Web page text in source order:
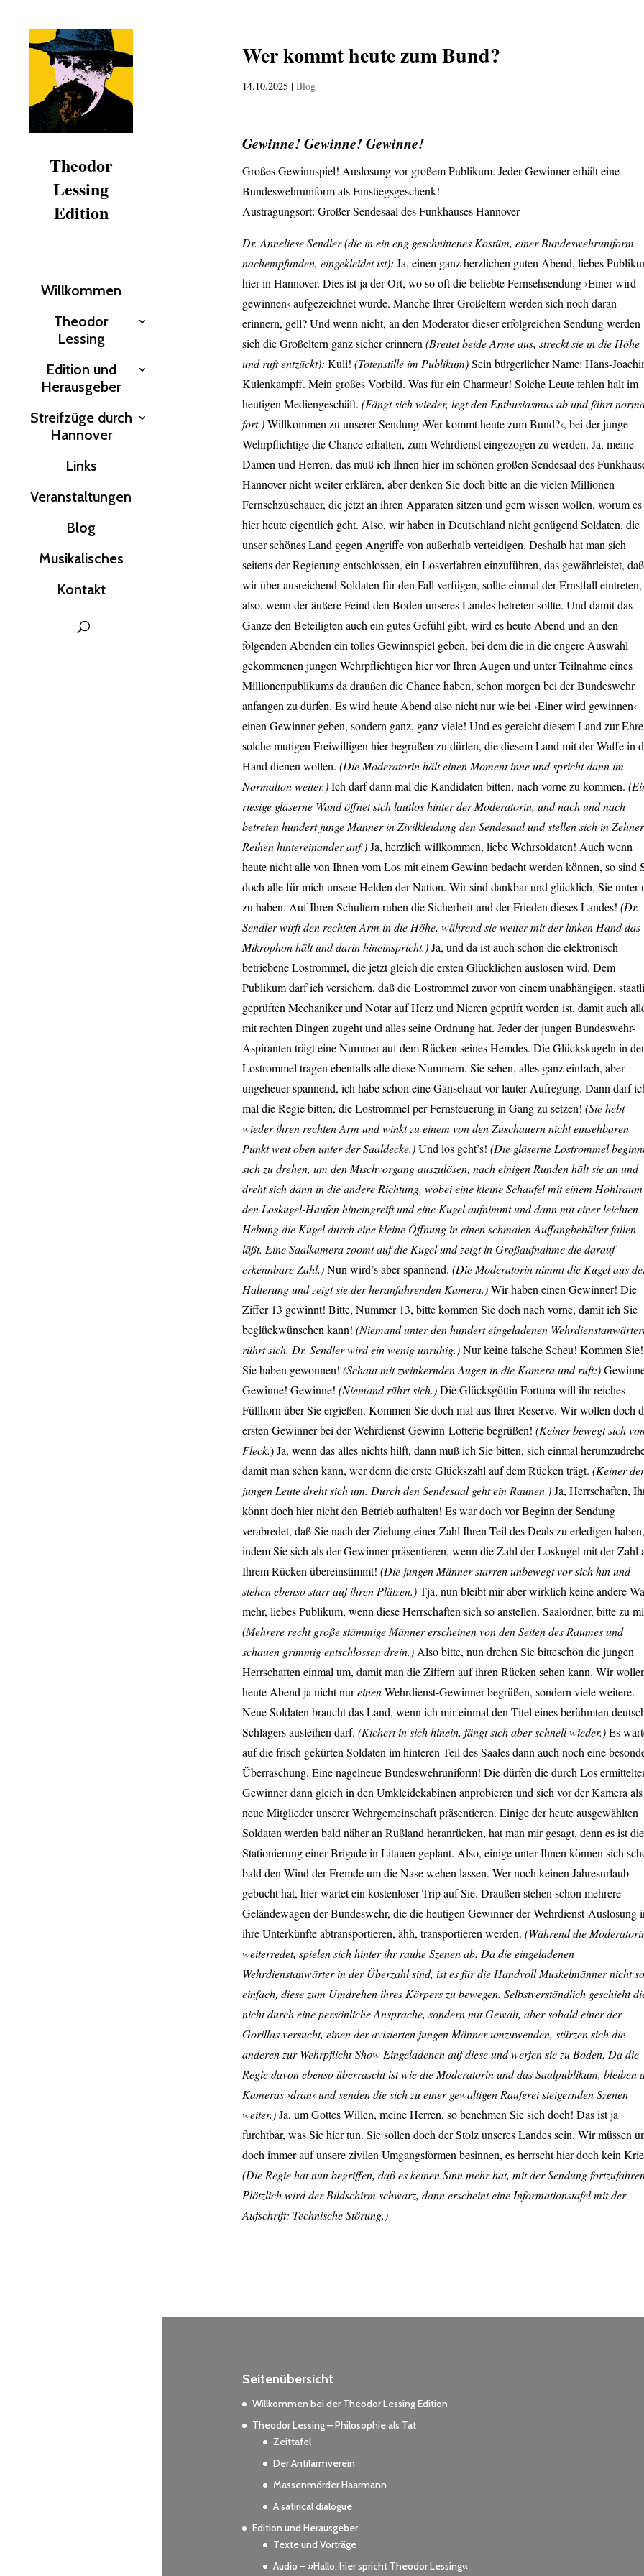
Theodor
Lessing
Edition
Willkommen
Theodor
Lessing
Edition und
Herausgeber
Streifzüge durch
Hannover
Links
Veranstaltungen
Blog
Musikalisches
Kontakt
Wer kommt heute zum Bund?
14.10.2025 | Blog
Gewinne! Gewinne! Gewinne!
Großes Gewinnspiel! Auslosung vor großem Publikum. Jeder Gewinner erhält eine
Bundeswehruniform als Einstiegsgeschenk!
Austragungsort: Großer Sendesaal des Funkhauses Hannover
Dr. Anneliese Sendler (die in ein eng geschnittenes Kostüm, einer Bundeswehruniform
nachempfunden, eingekleidet ist): Ja, einen ganz herzlichen guten Abend, liebes
hier in Hannover. Dies ist ja der Ort, wo so oft die beliebte Fernsehsendung ›Einer wird
gewinnen‹ aufgezeichnet wurde. Manche Ihrer Großeltern werden sich noch daran
erinnern, gell? Und wenn nicht, an den Moderator dieser erfolgreichen Sendung werden
sich die Großeltern ganz sicher erinnern (Breitet beide Arme aus, streckt sie in die Höhe
und ruft entzückt): Kuli! (Totenstille im Publikum)Sein bürgerlicher Name: Hans-
Kulenkampff. Mein großes Vorbild. Was für ein Charmeur! Solche Leute fehlen halt im
heutigen Mediengeschäft. (Fängt sich wieder, legt den Enthusiasmus ab und fährt
fort.)Willkommen zu unserer Sendung ›Wer kommt heute zum Bund?‹, bei der junge
Wehrpflichtige die Chance erhalten, zum Wehrdienst eingezogen zu werden. Ja, meine
Damen und Herren, das muß ich Ihnen hier im schönen großen Sendesaal des
Hannover nicht weiter erklären, aber denken Sie doch bitte an die vielen Millionen
Fernsehzuschauer, die jetzt an ihren Apparaten sitzen und gern wissen wollen, worum es
hier heute eigentlich geht. Also, wir haben in Deutschland nicht genügend Soldaten, die
unser schönes Land gegen Angriffe von außerhalb verteidigen. Deshalb hat man sich
seitens der Regierung entschlossen, ein Losverfahren einzuführen, das gewährleistet, daß
wir über ausreichend Soldaten für den Fall verfügen, sollte einmal der Ernstfall eintreten,
also, wenn der äußere Feind den Boden unseres Landes betreten sollte. Und damit das
Ganze den Beteiligten auch ein gutes Gefühl gibt, wird es heute Abend und an den
folgenden Abenden ein tolles Gewinnspiel geben, bei dem die in die engere Auswahl
gekommenen jungen Wehrpflichtigen hier vor Ihren Augen und unter Teilnahme eines
Millionenpublikums da draußen die Chance haben, schon morgen bei der Bundeswehr
anfangen zu dürfen. Es wird heute Abend also nicht nur wie bei ›Einer wird gewinnen‹
einen Gewinner geben, sondern ganz, ganz viele! Und es gereicht diesem Land zur
solche mutigen Freiwilligen hier begrüßen zu dürfen, die diesem Land mit der Waffe in
Hand dienen wollen. (Die Moderatorin hält einen Moment inne und spricht dann im
Normalton weiter.)Ich darf dann mal die Kandidaten bitten, nach vorne zu kommen.
riesige gläserne Wand öffnet sich lautlos hinter der Moderatorin, und nach und nach
betreten hundert junge Männer in Zivilkleidung den Sendesaal und stellen sich in
Reihen hintereinander auf.)Ja, herzlich willkommen, liebe Wehrsoldaten! Auch wenn
heute nicht alle von Ihnen vom Los mit einem Gewinn bedacht werden können, so sind
doch alle für mich unsere Helden der Nation. Wir sind dankbar und glücklich, Sie unter
zu haben. Auf Ihren Schultern ruhen die Sicherheit und der Frieden dieses Landes! (Dr.
Sendler wirft den rechten Arm in die Höhe, während sie weiter mit der linken Hand das
Mikrophon hält und darin hineinspricht.)Ja, und da ist auch schon die elektronisch
betriebene Lostrommel, die jetzt gleich die ersten Glücklichen auslosen wird. Dem
Publikum darf ich versichern, daß die Lostrommel zuvor von einem unabhängigen,
geprüften Mechaniker und Notar auf Herz und Nieren geprüft worden ist, damit auch
mit rechten Dingen zugeht und alles seine Ordnung hat. Jeder der jungen Bundeswehr-
Aspiranten trägt eine Nummer auf dem Rücken seines Hemdes. Die Glückskugeln in der
Lostrommel tragen ebenfalls alle diese Nummern. Sie sehen, alles ganz einfach, aber
ungeheuer spannend, ich habe schon eine Gänsehaut vor lauter Aufregung. Dann darf
mal die Regie bitten, die Lostrommel per Fernsteuerung in Gang zu setzen! (Sie hebt
wieder ihren rechten Arm und winkt zu einem von den Zuschauern nicht einsehbaren
Punkt weit oben unter der Saaldecke.)Und los geht’s! (Die gläserne Lostrommel
sich zu drehen, um den Mischvorgang auszulösen, nach einigen Runden hält sie an und
dreht sich dann in die andere Richtung, wobei eine kleine Schaufel mit einem
den Loskugel-Haufen hineingreift und eine Kugel aufnimmt und dann mit einer leichten
Hebung die Kugel durch eine kleine Öffnung in einen schmalen Auffangbehälter fallen
läßt. Eine Saalkamera zoomt auf die Kugel und zeigt in Großaufnahme die darauf
erkennbare Zahl.)Nun wird’s aber spannend. (Die Moderatorin nimmt die Kugel aus
Halterung und zeigt sie der heranfahrenden Kamera.)Wir haben einen Gewinner! Die
Ziffer 13 gewinnt! Bitte, Nummer 13, bitte kommen Sie doch nach vorne, damit ich Sie
beglückwünschen kann! (Niemand unter den hundert eingeladenen
rührt sich. Dr. Sendler wird ein wenig unruhig.)Nur keine falsche Scheu! Kommen Sie!
Sie haben gewonnen! (Schaut mit zwinkernden Augen in die Kamera und ruft:)
Gewinne! Gewinne! (Niemand rührt sich.)Die Glücksgöttin Fortuna will ihr reiches
Füllhorn über Sie ergießen. Kommen Sie doch mal aus Ihrer Reserve. Wir wollen doch
ersten Gewinner bei der Wehrdienst-Gewinn-Lotterie begrüßen! (Keiner bewegt sich
Fleck.) Ja, wenn das alles nichts hilft, dann muß ich Sie bitten, sich einmal
damit man sehen kann, wer denn die erste Glückszahl auf dem Rücken trägt. (Keiner der
jungen Leute dreht sich um. Durch den Sendesaal geht ein Raunen.)Ja, Herrschaften,
könnt doch hier nicht den Betrieb aufhalten! Es war doch vor Beginn der Sendung
verabredet, daß Sie nach der Ziehung einer Zahl Ihren Teil des Deals zu erledigen haben,
indem Sie sich als der Gewinner präsentieren, wenn die Zahl der Loskugel mit der Zahl
Ihrem Rücken übereinstimmt! (Die jungen Männer starren unbewegt vor sich hin und
stehen ebenso starr auf ihren Plätzen.)Tja, nun bleibt mir aber wirklich keine andere
mehr, liebes Publikum, wenn diese Herrschaften sich so anstellen. Saalordner, bitte zu
(Mehrere recht große stämmige Männer erscheinen von den Seiten des Raumes und
schauen grimmig entschlossen drein.) Also bitte, nun drehen Sie bitteschön die jungen
Herrschaften einmal um, damit man die Ziffern auf ihren Rücken sehen kann. Wir
heute Abend ja nicht nureinenWehrdienst-Gewinner begrüßen, sondern viele weitere.
Neue Soldaten braucht das Land, wenn ich mir einmal den Titel eines berühmten
Schlagers ausleihen darf. (Kichert in sich hinein, fängt sich aber schnell wieder.)Es
auf die frisch gekürten Soldaten im hinteren Teil des Saales dann auch noch eine
Überraschung. Eine nagelneue Bundeswehruniform! Die dürfen die durch Los
Gewinner dann gleich in den Umkleidekabinen anprobieren und sich vor der Kamera als
neue Mitglieder unserer Wehrgemeinschaft präsentieren. Einige der heute ausgewählten
Soldaten werden bald näher an Rußland heranrücken, hat man mir gesagt, denn es ist die
Stationierung einer Brigade in Litauen geplant. Also, einige unter Ihnen können sich
bald den Wind der Fremde um die Nase wehen lassen. Wer noch keinen Jahresurlaub
gebucht hat, hier wartet ein kostenloser Trip auf Sie. Draußen stehen schon mehrere
Geländewagen der Bundeswehr, die die heutigen Gewinner der Wehrdienst-Auslosung
ihre Unterkünfte abtransportieren, ähh, transportieren werden. (Während die
weiterredet, spielen sich hinter ihr rauhe Szenen ab. Da die eingeladenen
Wehrdienstanwärter in der Überzahl sind, ist es für die Handvoll Muskelmänner nicht so
einfach, diese zum Umdrehen ihres Körpers zu bewegen. Selbstverständlich geschieht
nicht durch eine persönliche Ansprache, sondern mit Gewalt, aber sobald einer der
Gorillas versucht, einen der avisierten jungen Männer umzuwenden, stürzen sich die
anderen zur Wehrpflicht-Show Eingeladenen auf diese und werfen sie zu Boden. Da die
Regie davon ebenso überrascht ist wie die Moderatorin und das Saalpublikum, bleiben
Kameras ›dran‹ und senden die sich zu einer gewaltigen Rauferei steigernden Szenen
weiter.)Ja, um Gottes Willen, meine Herren, so benehmen Sie sich doch! Das ist ja
furchtbar, was Sie hier tun. Sie sollen doch der Stolz unseres Landes sein. Wir müssen
doch immer auf unsere zivilen Umgangsformen besinnen, es herrscht hier doch kein
(Die Regie hat nun begriffen, daß es keinen Sinn mehr hat, mit der Sendung
Plötzlich wird der Bildschirm schwarz, dann erscheint eine Informationstafel mit der
Aufschrift: Technische Störung.)
Seitenübersicht
Willkommen bei der Theodor Lessing Edition
Theodor Lessing – Philosophie als Tat
Zeittafel
Der Antilärmverein
Massenmörder Haarmann
A satirical dialogue
Edition und Herausgeber
Texte und Vorträge
Audio – »Hallo, hier spricht Theodor Lessing«